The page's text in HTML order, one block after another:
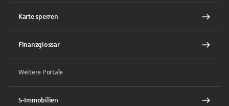
Karte sperren
Finanzglossar
Weitere Portale
S-Immobilien